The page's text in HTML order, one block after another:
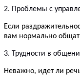
2. Проблемы с
Если
вам нормально
3. Трудности в
Неважно, идет ли